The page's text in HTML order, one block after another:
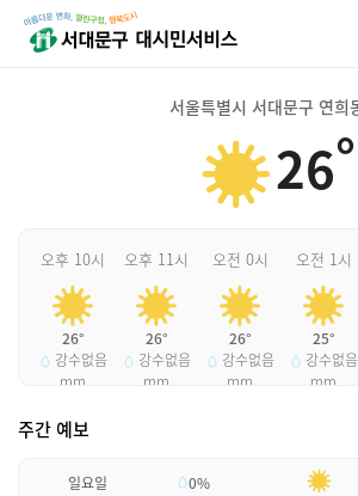
서울특별시 서대문구 연희
26°
오후 10시
26°
강수없음
mm
오후 11시
26°
강수없음
mm
오전 0시
26°
강수없음
mm
오전 1시
25°
강수없음
mm
주간 예보
일요일 0%